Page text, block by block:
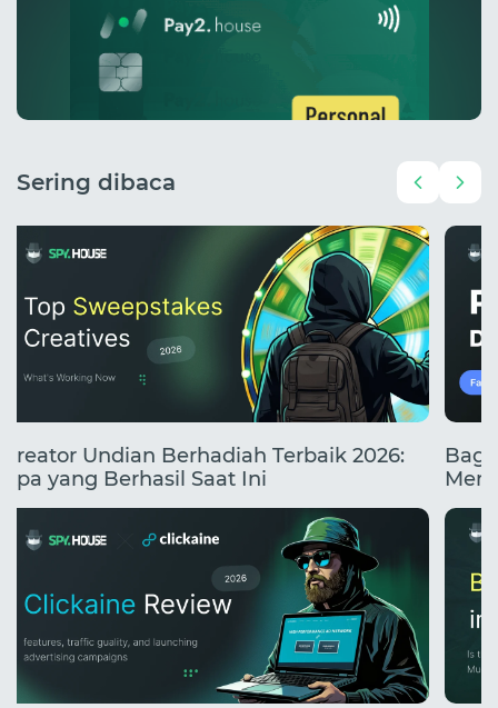
Sering dibaca
Kreator Undian Berhadiah Terbaik 2026:
Apa yang Berhasil Saat Ini